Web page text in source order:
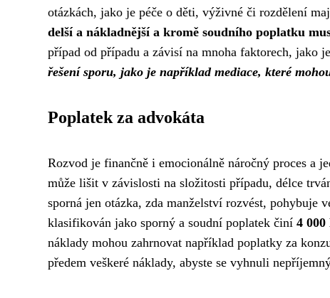
otázkách, jako je péče o děti, výživné či rozdělení
delší a nákladnější a kromě soudního poplatku
případ od případu a závisí na mnoha faktorech, jako
řešení sporu, jako je například mediace, které
Poplatek za advokáta
Rozvod je finančně i emocionálně náročný proces a
může lišit v závislosti na složitosti případu, délce
sporná jen otázka, zda manželství rozvést, pohybuje
klasifikován jako sporný a soudní poplatek činí 4 000
náklady mohou zahrnovat například poplatky za
předem veškeré náklady, abyste se vyhnuli